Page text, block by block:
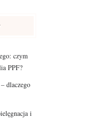
czym
PPF?
dlaczego
i